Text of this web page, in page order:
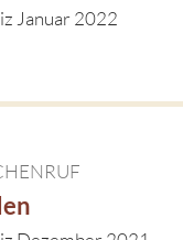
Januar 2022